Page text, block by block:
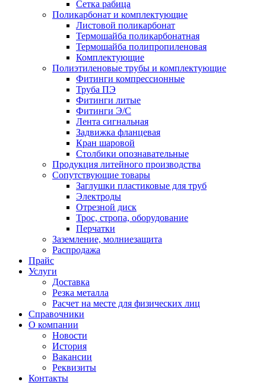
Сетка рабица
Поликарбонат и комплектующие
Листовой поликарбонат
Термошайба поликарбонатная
Термошайба полипропиленовая
Комплектующие
Полиэтиленовые трубы и комплектующие
Фитинги компрессионные
Труба ПЭ
Фитинги литые
Фитинги Э/С
Лента сигнальная
Задвижка фланцевая
Кран шаровой
Столбики опознавательные
Продукция литейного производства
Сопутствующие товары
Заглушки пластиковые для труб
Электроды
Отрезной диск
Трос, стропа, оборудование
Перчатки
Заземление, молниезащита
Распродажа
Прайс
Услуги
Доставка
Резка металла
Расчет на месте для физических лиц
Справочники
О компании
Новости
История
Вакансии
Реквизиты
Контакты